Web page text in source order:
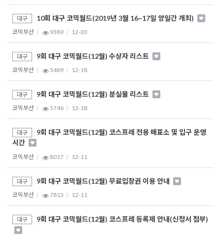
대구 10회 대구 코믹월드(2019년 3월 16~17일 양일간 개최)
코믹부산 9389 12-03
대구 9회 대구 코믹월드(12월) 수상자 리스트
코믹부산 5489 12-18
대구 9회 대구 코믹월드(12월) 분실물 리스트
코믹부산 5746 12-18
대구
9회 대구 코믹월드(12월) 코스프레 전용 매표소 및 입구 운영
시간
코믹부산 8017 12-11
대구 9회 대구 코믹월드(12월) 무료입장권 이용 안내
코믹부산 7813 12-11
대구 9회 대구 코믹월드(12월) 코스프레 등록제 안내(신청서 첨부)